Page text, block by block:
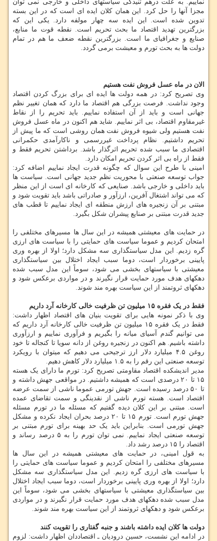
نماییم. به علت درهم تنیدگی سیاستهای داخلی و خارجی نمی توان
مجزا آنها را حل کرد. این همان کلان ایده ای است که در این بسته
تدوین شده است. این ایده سه چهار مولفه دارد. یکی این که
بزرگترین تهدید اقتصاد ما بحث تحریم است. نقطه قوت ما منابع،
صنایع و جغرافیای ما است. بزرگترین نقطه ضعف ما هم در تمام
دولت ها به بحث تورم و معیشت برمی گردد.
الان در ماه عسل فروش نفت هستیم
وی تصریح کرد: در همه دولت ها ایده ای برای بزرگ کردن اقتصاد
وجود نداشت. فرصت بزرگی هم اقتصاد ما دارد که همان تغییر نظم
جهانی است و باید از آن استفاده نماییم. باید تحریم را از نقاط
غیرمقاوم اقتصاد، بی اثر نماییم. شاید هم اکنون در ماه عسل فروش
نفت هستیم ولی شیوه فروش نفت همان روشی است که ما پیش از
تحریم داشتیم. نظام پرداخت غیررسمی و ناکارآمدی حکمرانی
اقتصادی ما سبب شده تحریم اثرگذار باشد. برداشتن تحریم فقط و
فقط از راه بی اثر کردن تحریم امکان دارد.
امینی با طرح این سوال که چگونه قدرت ایجاد نماییم اضافه کرد:
جواب توسعه صنعتی با محوریت نظم جدید جهانی است. سیاست ها
باید داخلی و خارجی باشد. صنایعی که کارخانه ای است از این منظر
که می تواند اشتغال آفرین، ارزآور و صادراتی باشد باید تقویت شود و
مبتنی بر آن زنجیره های ارزش منطقه ای ایجاد نماییم تا قطب های
جدید قدرت مبتنی بر صنایع پیشران شکل بگیرد.
در حمایت های معیشتی همیشه در این سال ها مسیرهای مختلفی را
امتحان کردیم و عموما سیاست های حمایتی را با سیاست های ارزی
گره زدیم. این مدل سیاستگذاری سه مشکل دارد؛ اولا از بهره وری
پایینی برخوردار است، دوما سبب ایجاد اختلال بین سیاستگذاری
معیشتی با سیاستهای بخشی می شود، سوماً این مدل سبب شده
دهکهای هدف مورد حمایت قرار نگیرند و در مواردی برعکس شود و
دهکهای ثروتمند از این سیاست بهره مند شوند.
فقط در یک فقره ۱۵ میلیون تن ظرفیت خالی کارخانه آرد داریم
وی با ذکر نمونه هایی برای تقویت بنیان های اقتصاد اظهار داشت:
فقط در یک فقره ۱۵ میلیون تن ظرفیت خالی کارخانه آرد داریم که
می توانیم گندم آسیای میانه را بگیریم و فرآوری نماییم و ارزآوری
داشته باشیم. هم اکنون در زنجیره روغن از دانه سویا تا کنجاله تا خود
روغن ۴.۵ میلیارد دلار ارز ترجیحی می دهیم که میتوان با رویکرد
توسعه صنعتی این رقم را به ۱.۵ میلیارد دلار کاهش دهیم.
مدیر اندیشکده اقتصاد مقاومتی تصریح کرد: تورم ما دارای یک هسته
۱۵ تا ۲۰ درصدی است که همیشه داشتیم. در مواقعی جهش داشته و
تا ۵۰ درصد رسیده است. جهش تورمی عموما ناشی از سمت عرضه
اقتصاد است. هسته تورم ناشی از نقدینگی و سمت تقاضای عمده
است. مبتنی بر این کلان دیده گفتیم که مسئله ما در تورم مسئله
جهش تورم است. تورم ۱۵ تا ۲۰ درصد بحران ایجاد نکرده و مشکل
جهش تورمی است. بنابراین باید یک حد بهینه برای تورم مبتنی بر
توسعه صنعتی ایجاد نماییم. نمی توان تورم را به ۵ درصد رساند و
اقتصاد را ۱۵ درصد رشد داد.
به قول امینی، در حمایت های معیشتی همیشه در این سال ها
مسیرهای مختلفی را امتحان کردیم و عموما سیاست های حمایتی را
با سیاست های ارزی گره زدیم. این مدل سیاستگذاری سه مشکل
دارد؛ اولا از بهره وری پایینی برخوردار است، دوما سبب ایجاد اختلال
بین سیاستگذاری معیشتی با سیاستهای بخشی می شود، سوماً این
مدل سبب شده دهکهای هدف مورد حمایت قرار نگیرند و در مواردی
برعکس شود و دهکهای ثروتمند از این سیاست بهره مند شوند.
دولت ها کلان ایده داشته باشند و جنبه گفتاری را تقویت کنند
در ادامه این نشست، حسین درودیان ـ اقتصاددان اظهار داشت: لزوم